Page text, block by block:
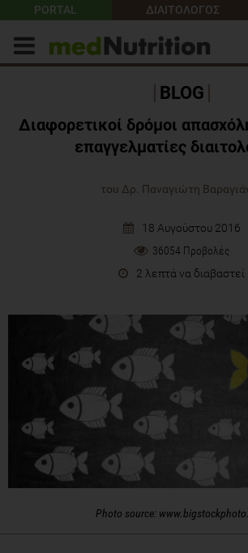
PORTAL ΔΙΑΙΤΟΛΟΓΟΣ
BLOG
Διαφορετικοί δρόμοι
επαγγελματίες
του Δρ. Παναγιώτη
18 Αυγούστου 2016
36054 Προβολές
2 λεπτά να διαβαστεί
Photo source: